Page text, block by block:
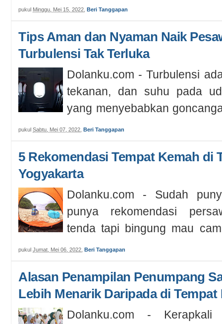
menungg...
pukul Minggu, Mei 15, 2022 Beri Tanggapan
Tips Aman dan Nyaman Naik
Turbulensi Tak Terluka
Dolanku.com - Turbulensi
tekanan, dan suhu pada
yang menyebabkan
...
pukul Sabtu, Mei 07, 2022 Beri Tanggapan
5 Rekomendasi Tempat Kemah di
Yogyakarta
Dolanku.com - Sudah
punya rekomendasi
tenda tapi bingung mau
baik jadik...
pukul Jumat, Mei 06, 2022 Beri Tanggapan
Alasan Penampilan Penumpang
Lebih Menarik Daripada di Tempat
Dolanku.com - Kerapkali